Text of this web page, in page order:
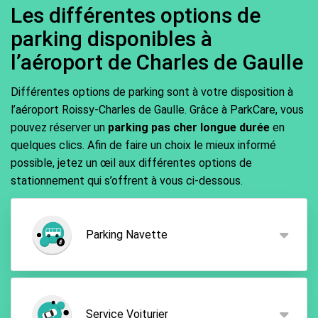
pour le départ ! ParkCare vous souhaite bon voyage.
Les différentes options de
parking disponibles à
l’aéroport de Charles de Gaulle
Différentes options de parking sont à votre disposition à
l’aéroport Roissy-Charles de Gaulle. Grâce à ParkCare, vous
pouvez réserver un parking pas cher longue durée en
quelques clics. Afin de faire un choix le mieux informé
possible, jetez un œil aux différentes options de
stationnement qui s’offrent à vous ci-dessous.
Parking Navette
Fort de sa simplicité et de son tarif avantageux, le
parking navette fait le bonheur de nombreux
voyageurs et voyageuses. Il leur permet en effet
Service Voiturier